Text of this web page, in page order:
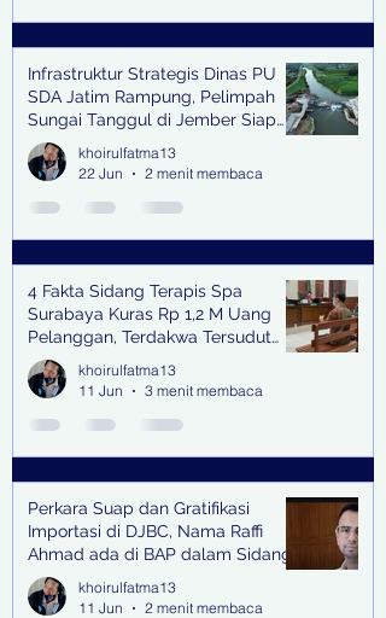
Infrastruktur Strategis Dinas PU
SDA Jatim Rampung, Pelimpah
Sungai Tanggul di Jember Siap
Bangkitkan Swasembada Pangan
dan Pengendali Banjir
khoirulfatma13
22 Jun
2 menit membaca
4 Fakta Sidang Terapis Spa
Surabaya Kuras Rp 1,2 M Uang
Pelanggan, Terdakwa Tersudut
oleh Keterangan Saksi Kunci
khoirulfatma13
11 Jun
3 menit membaca
Perkara Suap dan Gratifikasi
Importasi di DJBC, Nama Raffi
Ahmad ada di BAP dalam Sidang
khoirulfatma13
11 Jun
2 menit membaca